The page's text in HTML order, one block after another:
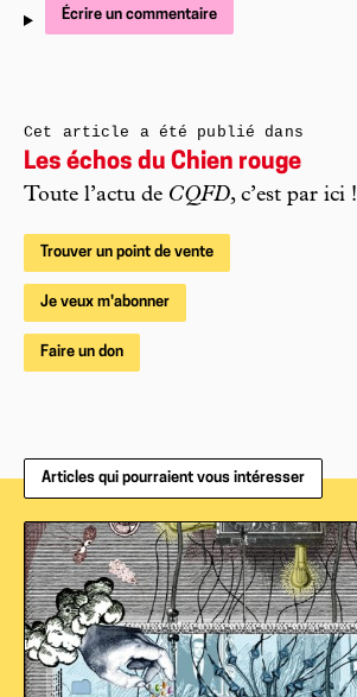
Écrire un commentaire
Cet article a été publié dans
Les échos du Chien rouge
Toute l’actu de CQFD, c’est par ici !
Trouver un point de vente
Je veux m'abonner
Faire un don
Articles qui pourraient vous intéresser